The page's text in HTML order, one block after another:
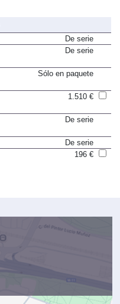
De serie
De serie